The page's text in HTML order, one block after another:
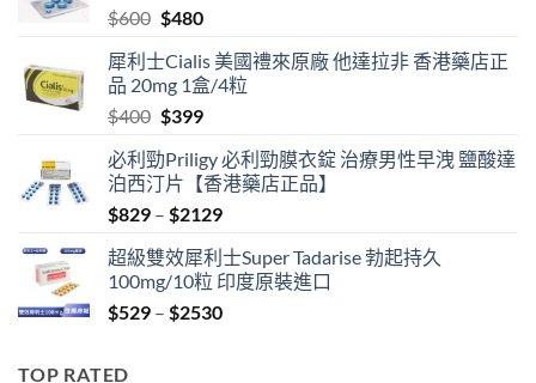
$600 Original
was:
$600.
$480Current
is:
$480.
犀利士Cialis 美國禮來原廠 他達拉非 香港藥店正
品 20mg 1盒/4粒
$400 Original
was:
$400.
$399Current
is:
$399.
必利勁Priligy 必利勁膜衣錠 治療男性早洩 鹽酸達
泊西汀片【香港藥店正品】
$829 – $2129Price
$829
through
$2129
超級雙效犀利士Super Tadarise 勃起持久
100mg/10粒 印度原裝進口
$529 – $2530Price
TOP RATED